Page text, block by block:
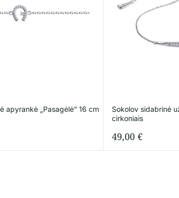
apyrankė „Pasagėlė” 16 cm
Sokolov sidabrinė
cirkoniais
49,00 €